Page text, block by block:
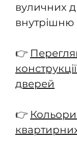
вуличних
внутрішню
👉
дверей
👉